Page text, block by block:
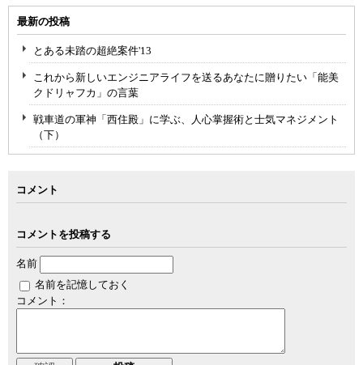
最新の投稿
とある未踏の超絶案件'13
これから新しいエンジニアライフを送るあなたに贈りたい「能美
クドリャフカ」の言葉
戦車道の軍神「西住殿」に学ぶ、人心掌握術と士気マネジメント
（下）
コメント
コメントを投稿する
名前
名前を記憶しておく
コメント：